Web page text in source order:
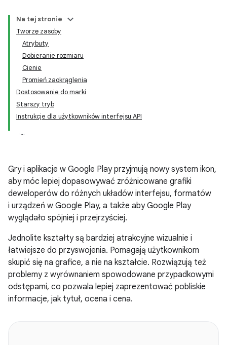
Na tej stronie
Tworzę zasoby
Atrybuty
Dobieranie rozmiaru
Cienie
Promień zaokrąglenia
Dostosowanie do marki
Starszy tryb
Instrukcje dla użytkowników interfejsu API
Gry i aplikacje w Google Play przyjmują nowy system ikon,
aby móc lepiej dopasowywać zróżnicowane grafiki
deweloperów do różnych układów interfejsu, formatów
i urządzeń w Google Play, a także aby Google Play
wyglądało spójniej i przejrzyściej.
Jednolite kształty są bardziej atrakcyjne wizualnie i
łatwiejsze do przyswojenia. Pomagają użytkownikom
skupić się na grafice, a nie na kształcie. Rozwiązują też
problemy z wyrównaniem spowodowane przypadkowymi
odstępami, co pozwala lepiej zaprezentować pobliskie
informacje, jak tytuł, ocena i cena.